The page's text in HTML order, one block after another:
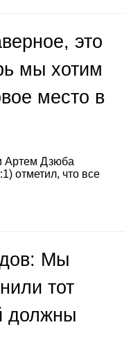
это
мы хотим
место в
Артем Дзюба
отметил, что все
Мы
тот
должны